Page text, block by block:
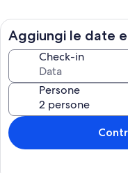
sono forniti di
cucine sono complete di
con freezer e accessoriate
caffe'. I bagni sono forniti di
biancheria da bagno e
interrato con 2 posti auto
disponibilità di un barbeque.
Aggiungi le date
Check-in
Persone